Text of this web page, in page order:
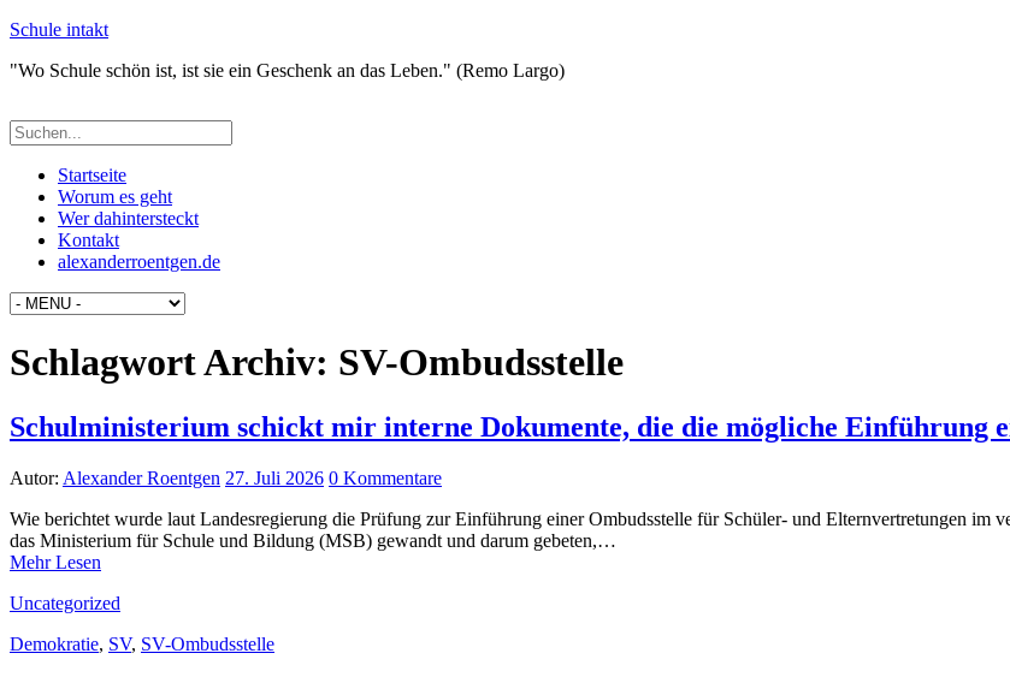
Schule intakt
"Wo Schule schön ist, ist sie ein Geschenk an das Leben." (Remo Largo)
Startseite
Worum es geht
Wer dahintersteckt
Kontakt
alexanderroentgen.de
Schlagwort Archiv: SV-Ombudsstelle
Schulministerium schickt mir interne Dokumente, die die mögliche Einführung
Autor: Alexander Roentgen 27. Juli 2026 0 Kommentare
Wie berichtet wurde laut Landesregierung die Prüfung zur Einführung einer Ombudsstelle für Schüler- und Elternvertretungen im
das Ministerium für Schule und Bildung (MSB) gewandt und darum gebeten,…
Mehr Lesen
Uncategorized
Demokratie, SV, SV-Ombudsstelle